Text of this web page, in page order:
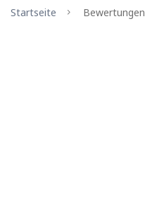
Startseite
Bewertungen